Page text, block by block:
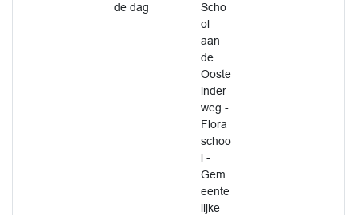
de dag
Scho
ol
aan
de
Ooste
inder
weg -
Flora
schoo
l -
Gem
eente
lijke